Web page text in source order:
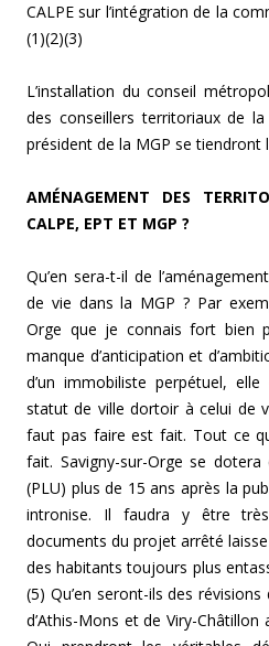
CALPE sur l’intégration de la
(1)(2)(3)
L’installation du conseil
des conseillers territoriaux de
président de la MGP se tiendront
AMÉNAGEMENT DES
CALPE, EPT ET MGP ?
Qu’en sera-t-il de
de vie dans la MGP ? Par
Orge que je connais fort bien
manque d’anticipation et
d’un immobiliste perpétuel,
statut de ville dortoir à celui de
faut pas faire est fait. Tout ce
fait. Savigny-sur-Orge se dotera
(PLU) plus de 15 ans après la
intronise. Il faudra y être
documents du projet arrêté
des habitants toujours plus
(5) Qu’en seront-ils des révisions
d’Athis-Mons et de Viry-Châtillon